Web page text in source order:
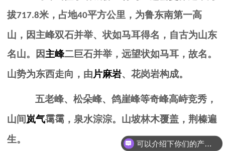
拔717.8米，占地40平方公里，为鲁东南第一高
山，因主峰双石并举、状如马耳得名，自古为山东
名山。
因主峰二巨石并举，远望状如马耳，故名。
山势为东西走向，由片麻岩、花岗岩构成。
五老峰、松朵峰、鸽崖峰等奇峰高峙竞秀，
山间 岚气霭霭，泉水淙淙。山坡林木覆盖，荆榛遍
生。
可以介绍下你们的产品么